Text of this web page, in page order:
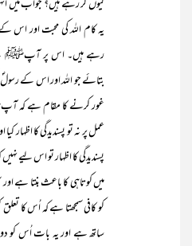
کیوں کر رہے ہیں؟ جواب میں
یہ کام اللہ کی محبت اور اس
رہے ہیں۔ اس پر آپﷺ
بتائے جو اللہ اور اس کے
غور کرنے کا مقام ہے
عمل پر نہ تو پسندیدگی کا اظہار
پسندیدگی کا اظہار تو اس لیے
میں کوتاہی کا باعث بنتا ہے
کو کافی سمجھتا ہے کہ اُس کا
ساتھ ہے اور یہ بات اُس